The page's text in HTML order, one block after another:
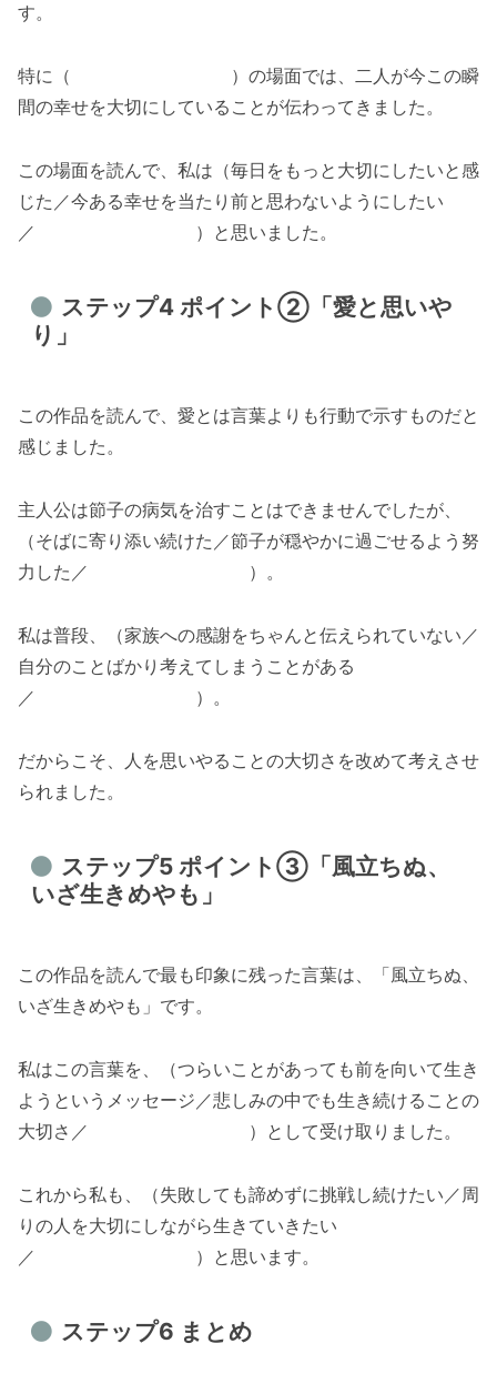
す。
特に（ ）の場面では、二人が今この瞬
間の幸せを大切にしていることが伝わってきました。
この場面を読んで、私は（毎日をもっと大切にしたいと感
じた／今ある幸せを当たり前と思わないようにしたい
／ ）と思いました。
ステップ4 ポイント②「愛と思いや
り」
この作品を読んで、愛とは言葉よりも行動で示すものだと
感じました。
主人公は節子の病気を治すことはできませんでしたが、
（そばに寄り添い続けた／節子が穏やかに過ごせるよう努
力した／ ）。
私は普段、（家族への感謝をちゃんと伝えられていない／
自分のことばかり考えてしまうことがある
／ ）。
だからこそ、人を思いやることの大切さを改めて考えさせ
られました。
ステップ5 ポイント③「風立ちぬ、
いざ生きめやも」
この作品を読んで最も印象に残った言葉は、「風立ちぬ、
いざ生きめやも」です。
私はこの言葉を、（つらいことがあっても前を向いて生き
ようというメッセージ／悲しみの中でも生き続けることの
大切さ／ ）として受け取りました。
これから私も、（失敗しても諦めずに挑戦し続けたい／周
りの人を大切にしながら生きていきたい
／ ）と思います。
ステップ6 まとめ